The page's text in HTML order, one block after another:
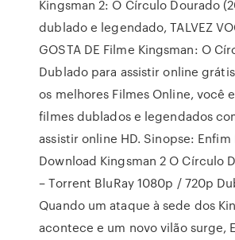
Kingsman 2: O Círculo Dourado
dublado e legendado, TALVEZ
GOSTA DE Filme Kingsman: O
Dublado para assistir online
os melhores Filmes Online, você
filmes dublados e legendados
assistir online HD. Sinopse: Enfim
Download Kingsman 2 O Círculo
– Torrent BluRay 1080p / 720p
Quando um ataque à sede dos
acontece e um novo vilão surge,